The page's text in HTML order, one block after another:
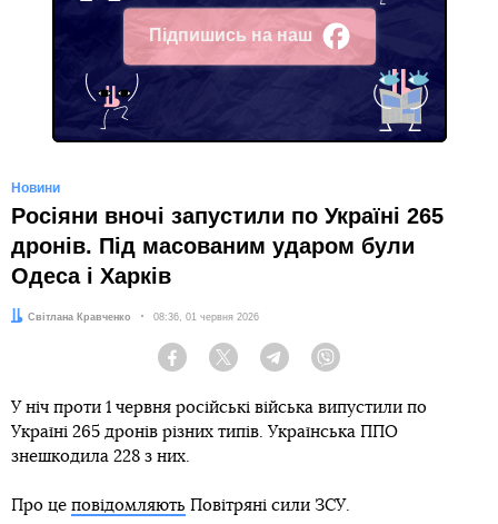
Підпишись на наш
Facebook
Новини
Росіяни вночі запустили по Україні 265
дронів. Під масованим ударом були
Одеса і Харків
Автор:
Світлана Кравченко Дата:
08:36, 01 червня 2026
Facebook Twitter Telegram
У ніч проти 1 червня російські війська випустили по
Україні 265 дронів різних типів. Українська ППО
знешкодила 228 з них.
Про це повідомляють Повітряні сили ЗСУ.